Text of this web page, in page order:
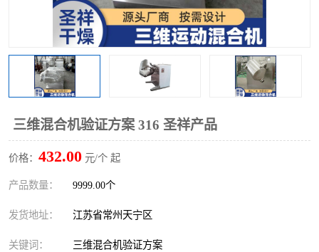
三维混合机验证方案 316 圣祥产品
价格： 432.00 元/个 起
产品数量： 9999.00个
发货地址： 江苏省常州天宁区
关键词： 三维混合机验证方案